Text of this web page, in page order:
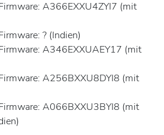
A366EXXU4ZYI7 (mit
? (Indien)
A346EXXUAEY17 (mit
A256BXXU8DYI8 (mit
A066BXXU3BYI8 (mit